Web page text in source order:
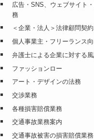
広告・SNS、ウェブサイト
務
＜企業・法人＞法律顧問契
個人事業主・フリーランス
弁護士による企業に対する
ファッションロー
アート・デザインの法務
交渉業務
各種損害賠償業務
交通事故業務案内
交通事故被害の損害賠償業務